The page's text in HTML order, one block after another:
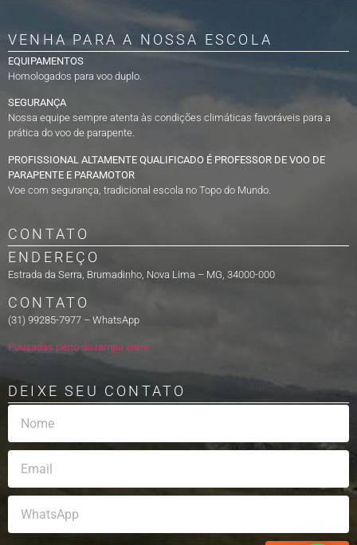
VENHA PARA A NOSSA ESCOLA
EQUIPAMENTOS
Homologados para voo duplo.
SEGURANÇA
Nossa equipe sempre atenta às condições climáticas favoráveis para a
prática do voo de parapente.
PROFISSIONAL ALTAMENTE QUALIFICADO É PROFESSOR DE VOO DE
PARAPENTE E PARAMOTOR
Voe com segurança, tradicional escola no Topo do Mundo.
CONTATO
ENDEREÇO
Estrada da Serra, Brumadinho, Nova Lima – MG, 34000-000
CONTATO
(31) 99285-7977 – WhatsApp
Pousadas perto da rampa entre
DEIXE SEU CONTATO